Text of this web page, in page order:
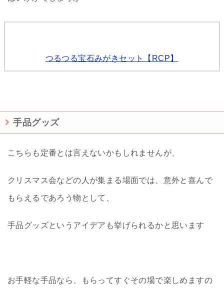
つるつる宝石みがきセット【RCP】
手品グッズ
こちらも定番とは言えないかもしれませんが、
クリスマス会などの人が集まる場面では、意外と喜んで
もらえるであろう物として、
手品グッズというアイデアも挙げられるかと思います
お手軽な手品なら、もらってすぐその場で楽しめますの